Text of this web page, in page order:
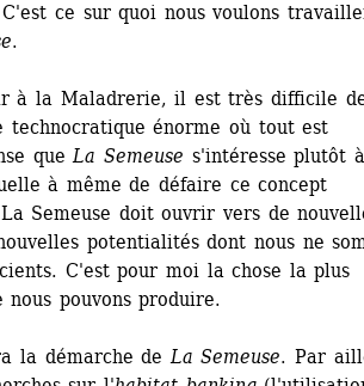
ce sur quoi nous voulons
.
à la Maladrerie, il est très difficile
technocratique énorme où tout est
que La Semeuse s'intéresse plutôt
à même de défaire ce concept
Semeuse doit ouvrir vers de
potentialités dont nous ne
C'est pour moi la chose la plus
nous pouvons produire.
la démarche de La Semeuse. Par